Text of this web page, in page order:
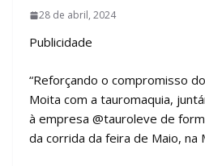
28 de abril, 2024
Publicidade
“Reforçando o compromisso
Moita com a tauromaquia,
à empresa @tauroleve de
da corrida da feira de Maio, na